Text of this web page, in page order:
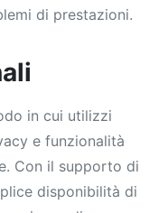
di prestazioni.
in cui utilizzi
e funzionalità
Con il supporto di
disponibilità di